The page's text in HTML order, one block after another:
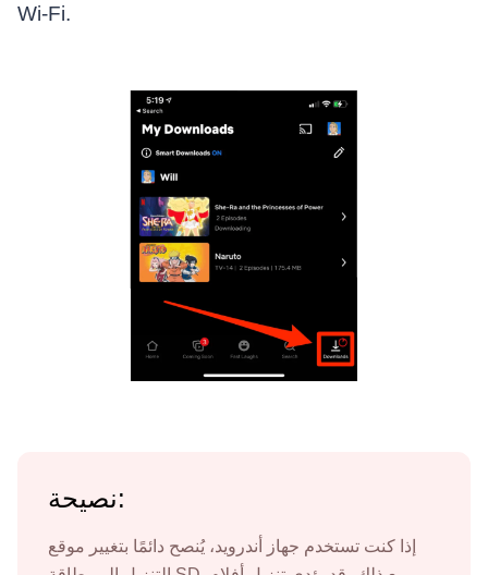
Wi-Fi.
نصيحة:
إذا كنت تستخدم جهاز أندرويد، يُنصح دائمًا بتغيير موقع